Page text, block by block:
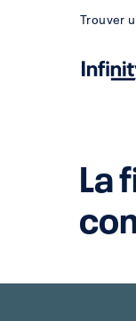
Trouver
La